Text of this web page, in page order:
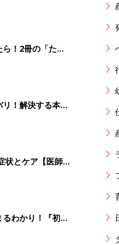
！2冊の「たま
リ！解決する本
』 4カ月～2才
状とケア【医師
わかり！『初め
』〈巻頭大特